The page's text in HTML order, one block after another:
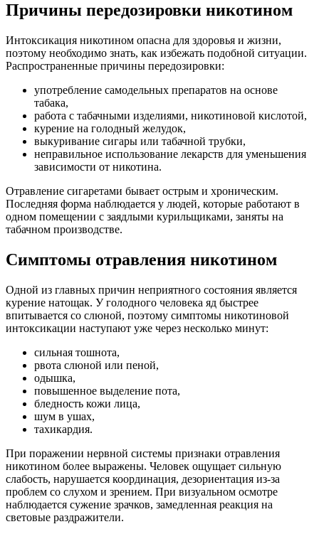
Причины передозировки никотином
Интоксикация никотином опасна для здоровья и жизни,
поэтому необходимо знать, как избежать подобной ситуации.
Распространенные причины передозировки:
употребление самодельных препаратов на основе
табака,
работа с табачными изделиями, никотиновой кислотой,
курение на голодный желудок,
выкуривание сигары или табачной трубки,
неправильное использование лекарств для уменьшения
зависимости от никотина.
Отравление сигаретами бывает острым и хроническим.
Последняя форма наблюдается у людей, которые работают в
одном помещении с заядлыми курильщиками, заняты на
табачном производстве.
Симптомы отравления никотином
Одной из главных причин неприятного состояния является
курение натощак. У голодного человека яд быстрее
впитывается со слюной, поэтому симптомы никотиновой
интоксикации наступают уже через несколько минут:
сильная тошнота,
рвота слюной или пеной,
одышка,
повышенное выделение пота,
бледность кожи лица,
шум в ушах,
тахикардия.
При поражении нервной системы признаки отравления
никотином более выражены. Человек ощущает сильную
слабость, нарушается координация, дезориентация из-за
проблем со слухом и зрением. При визуальном осмотре
наблюдается сужение зрачков, замедленная реакция на
световые раздражители.